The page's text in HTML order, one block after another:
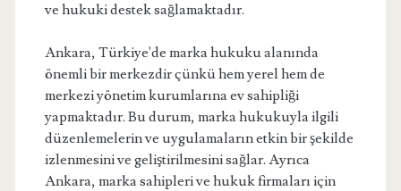
ve hukuki destek sağlamaktadır.
Ankara, Türkiye'de marka hukuku alanında
önemli bir merkezdir çünkü hem yerel hem de
merkezi yönetim kurumlarına ev sahipliği
yapmaktadır. Bu durum, marka hukukuyla ilgili
düzenlemelerin ve uygulamaların etkin bir şekilde
izlenmesini ve geliştirilmesini sağlar. Ayrıca
Ankara, marka sahipleri ve hukuk firmaları için